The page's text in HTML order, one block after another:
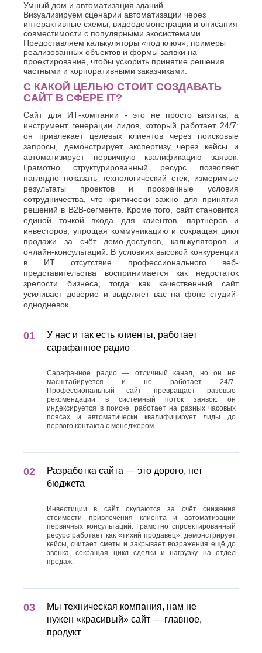
Умный дом и автоматизация зданий
Визуализируем сценарии автоматизации через
интерактивные схемы, видеодемонстрации и описания
совместимости с популярными экосистемами.
Предоставляем калькуляторы «под ключ», примеры
реализованных объектов и формы заявки на
проектирование, чтобы ускорить принятие решения
частными и корпоративными заказчиками.
С КАКОЙ ЦЕЛЬЮ СТОИТ СОЗДАВАТЬ
САЙТ В СФЕРЕ IT?
Сайт для ИТ-компании - это не просто визитка, а
инструмент генерации лидов, который работает 24/7:
он привлекает целевых клиентов через поисковые
запросы, демонстрирует экспертизу через кейсы и
автоматизирует первичную квалификацию заявок.
Грамотно структурированный ресурс позволяет
наглядно показать технологический стек, измеримые
результаты проектов и прозрачные условия
сотрудничества, что критически важно для принятия
решений в B2B-сегменте. Кроме того, сайт становится
единой точкой входа для клиентов, партнёров и
инвесторов, упрощая коммуникацию и сокращая цикл
продажи за счёт демо-доступов, калькуляторов и
онлайн-консультаций. В условиях высокой конкуренции
в ИТ отсутствие профессионального веб-
представительства воспринимается как недостаток
зрелости бизнеса, тогда как качественный сайт
усиливает доверие и выделяет вас на фоне студий-
однодневок.
У нас и так есть клиенты, работает
сарафанное радио
Сарафанное радио — отличный канал, но он не
масштабируется и не работает 24/7.
Профессиональный сайт превращает разовые
рекомендации в системный поток заявок: он
индексируется в поиске, работает на разных часовых
поясах и автоматически квалифицирует лиды до
первого контакта с менеджером.
Разработка сайта — это дорого, нет
бюджета
Инвестиции в сайт окупаются за счёт снижения
стоимости привлечения клиента и автоматизации
первичных консультаций. Грамотно спроектированный
ресурс работает как «тихий продавец»: демонстрирует
кейсы, считает сметы и закрывает возражения ещё до
звонка, сокращая цикл сделки и нагрузку на отдел
продаж.
Мы техническая компания, нам не
нужен «красивый» сайт — главное,
продукт